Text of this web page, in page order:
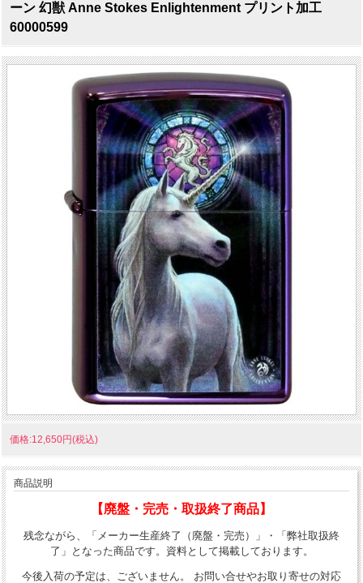
ーン 幻獣 Anne Stokes Enlightenment プリント加工
60000599
価格:12,650円(税込)
商品説明
【廃盤・完売・取扱終了商品】
残念ながら、「メーカー生産終了（廃盤・完売）」・「弊社取扱終
了」となった商品です。資料として掲載しております。
今後入荷の予定は、ございません。 お問い合せやお取り寄せの対応